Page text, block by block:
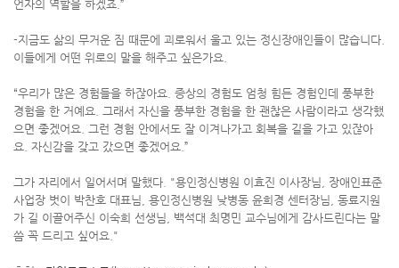
언자의 역할을 하겠죠.”
-지금도 삶의 무거운 짐 때문에 괴로워서 울고 있는 정신장애인들이 많습니다.
이들에게 어떤 위로의 말을 해주고 싶은가요.
“우리가 많은 경험들을 하잖아요. 증상의 경험도 엄청 힘든 경험인데 풍부한
경험을 한 거예요. 그래서 자신을 풍부한 경험을 한 괜찮은 사람이라고 생각했
으면 좋겠어요. 그런 경험 안에서도 잘 이겨나가고 회복을 길을 가고 있잖아
요. 자신감을 갖고 갔으면 좋겠어요.”
그가 자리에서 일어서며 말했다. "용인정신병원 이효진 이사장님, 장애인표준
사업장 벗이 박찬호 대표님, 용인정신병원 낮병동 윤희경 센터장님, 동료지원
가 길 이끌어주신 이숙희 선생님, 백석대 최명민 교수님에게 감사드린다는 말
씀 꼭 드리고 싶어요."